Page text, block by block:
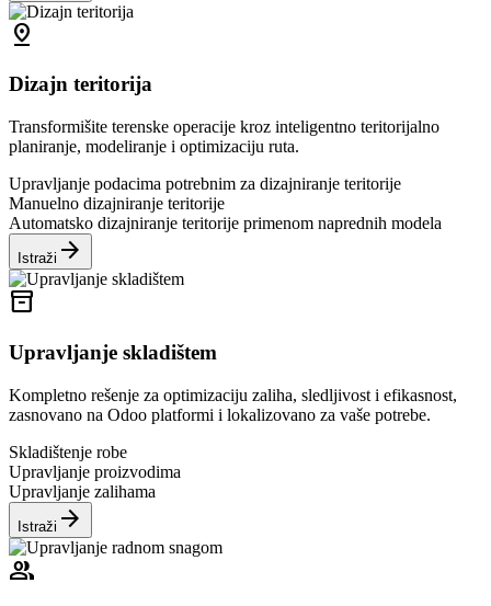
pin_drop
Dizajn teritorija
Transformišite terenske operacije kroz inteligentno teritorijalno
planiranje, modeliranje i optimizaciju ruta.
Upravljanje podacima potrebnim za dizajniranje teritorije
Manuelno dizajniranje teritorije
Automatsko dizajniranje teritorije primenom naprednih modela
Istraži arrow_forward
inventory_2
Upravljanje skladištem
Kompletno rešenje za optimizaciju zaliha, sledljivost i efikasnost,
zasnovano na Odoo platformi i lokalizovano za vaše potrebe.
Skladištenje robe
Upravljanje proizvodima
Upravljanje zalihama
Istraži arrow_forward
group